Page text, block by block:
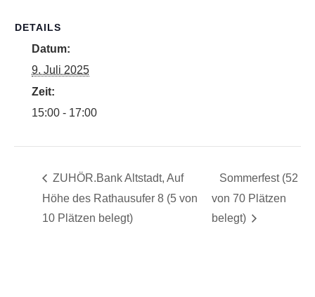
DETAILS
Datum:
9. Juli 2025
Zeit:
15:00 - 17:00
ZUHÖR.Bank Altstadt, Auf
Höhe des Rathausufer 8 (5 von
10 Plätzen belegt)
Sommerfest (52
von 70 Plätzen
belegt)